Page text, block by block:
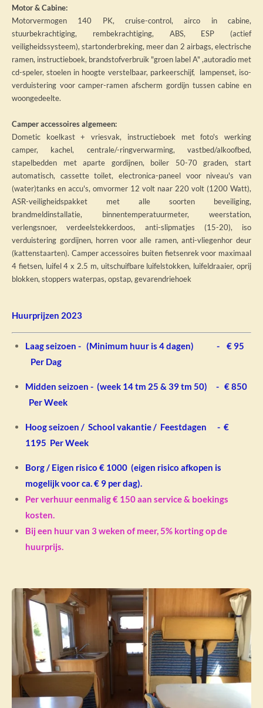
Motor & Cabine:
Motorvermogen 140 PK, cruise-control, airco in cabine,
stuurbekrachtiging, rembekrachtiging, ABS, ESP (actief
veiligheidssysteem), startonderbreking, meer dan 2 airbags, electrische
ramen, instructieboek, brandstofverbruik "groen label A" ,autoradio met
cd-speler, stoelen in hoogte verstelbaar, parkeerschijf, lampenset, iso-
verduistering voor camper-ramen afscherm gordijn tussen cabine en
woongedeelte.
Camper accessoires algemeen:
Dometic koelkast + vriesvak, instructieboek met foto's werking
camper, kachel, centrale/-ringverwarming, vastbed/alkoofbed,
stapelbedden met aparte gordijnen, boiler 50-70 graden, start
automatisch, cassette toilet, electronica-paneel voor niveau's van
(water)tanks en accu's, omvormer 12 volt naar 220 volt (1200 Watt),
ASR-veiligheidspakket met alle soorten beveiliging,
brandmeldinstallatie, binnentemperatuurmeter, weerstation,
verlengsnoer, verdeelstekkerdoos, anti-slipmatjes (15-20), iso
verduistering gordijnen, horren voor alle ramen, anti-vliegenhor deur
(kattenstaarten). Camper accessoires buiten fietsenrek voor maximaal
4 fietsen, luifel 4 x 2.5 m, uitschuifbare luifelstokken, luifeldraaier, oprij
blokken, stoppers waterpas, opstap, gevarendriehoek
Huurprijzen 2023
Laag seizoen - (Minimum huur is 4 dagen) - € 95
Per Dag
Midden seizoen - (week 14 tm 25 & 39 tm 50) - € 850
Per Week
Hoog seizoen / School vakantie / Feestdagen - €
1195 Per Week
Borg / Eigen risico € 1000 (eigen risico afkopen is
mogelijk voor ca. € 9 per dag).
Per verhuur eenmalig € 150 aan service & boekings
kosten.
Bij een huur van 3weken of meer, 5% korting op de
huurprijs.